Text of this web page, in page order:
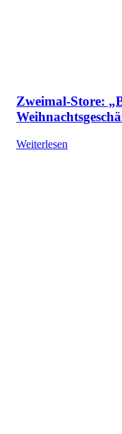
Zweimal-Store:
Weiterlesen